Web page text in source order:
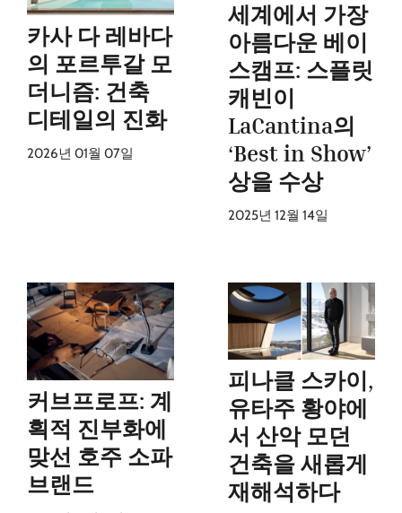
카사 다 레바다
의 포르투갈 모
더니즘: 건축
디테일의 진화
2026년 01월 07일
세계에서 가장
아름다운 베이
스캠프: 스플릿
캐빈이
LaCantina의
‘Best in Show’
상을 수상
2025년 12월 14일
커브프로프: 계
획적 진부화에
맞선 호주 소파
브랜드
피나클 스카이,
유타주 황야에
서 산악 모던
건축을 새롭게
재해석하다